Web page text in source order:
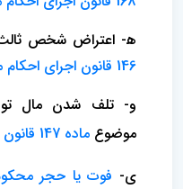
ه‍- اعتراض شخص
146 قانون اجرای احکام مدنی
و- تلف شدن مال
موضوع ماده 147 قانون اجرای احکام مدنی
ی- فوت یا حجر